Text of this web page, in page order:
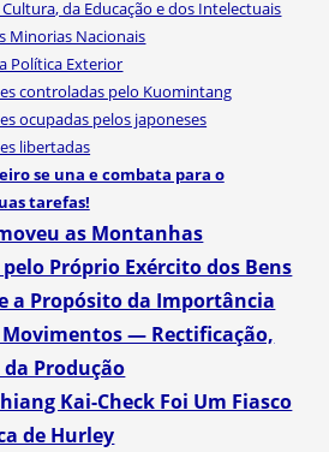
da Educação e dos Intelectuais
Minorias Nacionais
Política Exterior
controladas pelo Kuomintang
ocupadas pelos japoneses
libertadas
se una e combata para o
tarefas!
as Montanhas
Próprio Exército dos Bens
a Propósito da Importância
Movimentos — Rectificação,
Produção
Kai-Check Foi Um Fiasco
de Hurley